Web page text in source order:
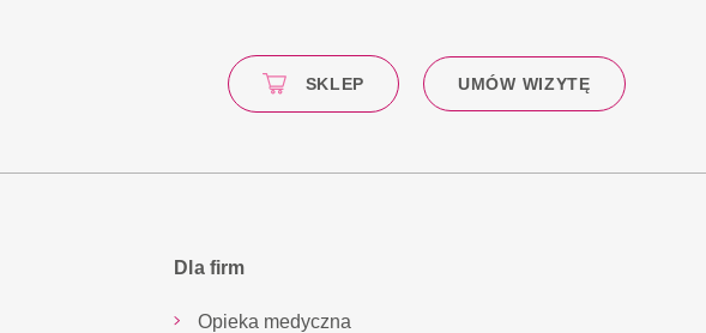
SKLEP UMÓW WIZYTĘ
Dla firm
Opieka medyczna